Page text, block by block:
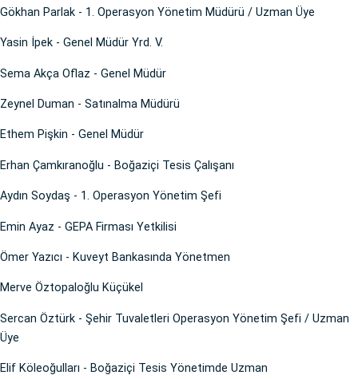
Gökhan Parlak - 1. Operasyon Yönetim Müdürü / Uzman Üye
Yasin İpek - Genel Müdür Yrd. V.
Sema Akça Oflaz - Genel Müdür
Zeynel Duman - Satınalma Müdürü
Ethem Pişkin - Genel Müdür
Erhan Çamkıranoğlu - Boğaziçi Tesis Çalışanı
Aydın Soydaş - 1. Operasyon Yönetim Şefi
Emin Ayaz - GEPA Firması Yetkilisi
Ömer Yazıcı - Kuveyt Bankasında Yönetmen
Merve Öztopaloğlu Küçükel
Sercan Öztürk - Şehir Tuvaletleri Operasyon Yönetim Şefi / Uzman
Üye
Elif Köleoğulları - Boğaziçi Tesis Yönetimde Uzman